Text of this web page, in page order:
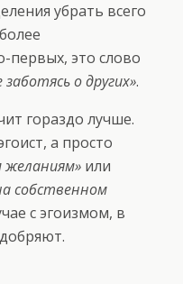
убрать всего
первых, это слово
заботясь о других».
гораздо лучше.
а просто
желаниям» или
собственном
с эгоизмом, в